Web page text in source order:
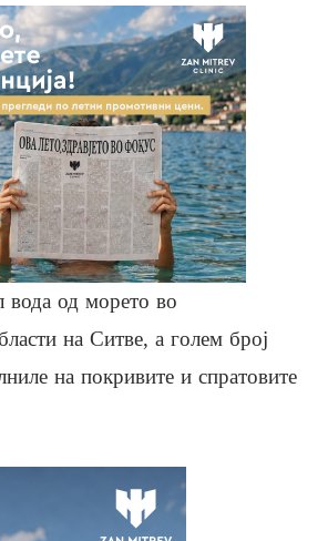
вода од морето во
на Ситве, а голем број
на покривите и спратовите